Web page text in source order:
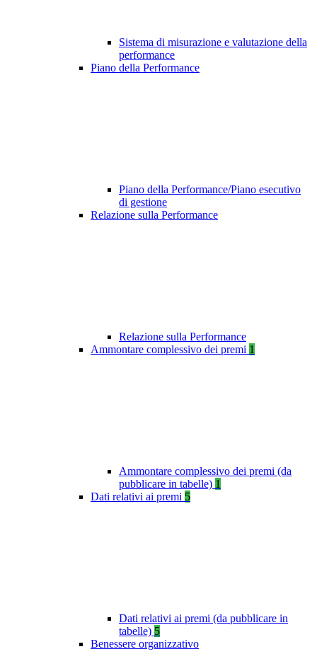
Sistema di misurazione e valutazione della
performance
Piano della Performance
Piano della Performance/Piano esecutivo
di gestione
Relazione sulla Performance
Relazione sulla Performance
Ammontare complessivo dei premi 1
Ammontare complessivo dei premi (da
pubblicare in tabelle) 1
Dati relativi ai premi 5
Dati relativi ai premi (da pubblicare in
tabelle) 5
Benessere organizzativo